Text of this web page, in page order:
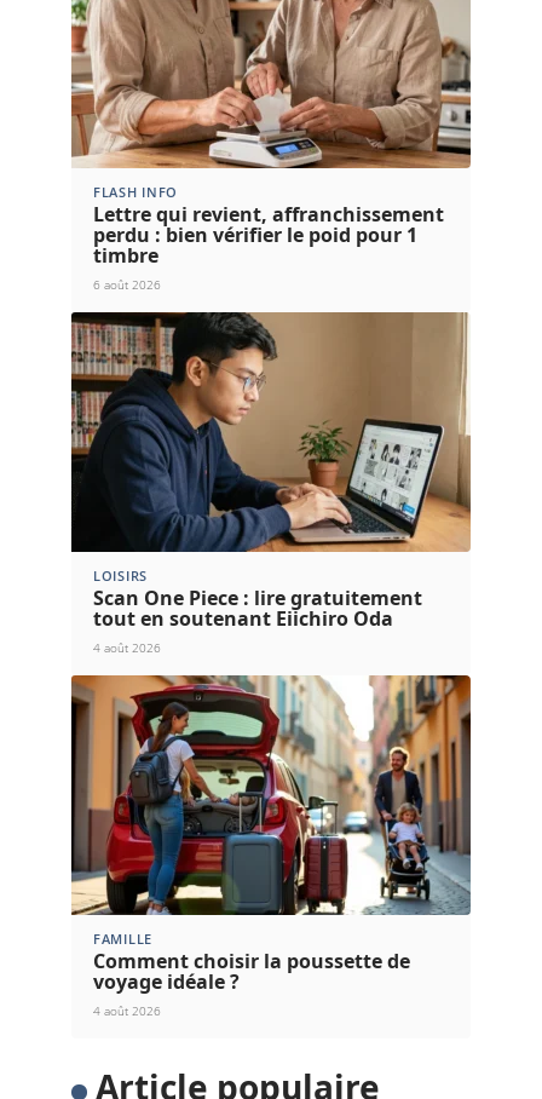
FLASH INFO
Lettre qui revient, affranchissement
perdu : bien vérifier le poid pour 1
timbre
6 août 2026
LOISIRS
Scan One Piece : lire gratuitement
tout en soutenant Eiichiro Oda
4 août 2026
FAMILLE
Comment choisir la poussette de
voyage idéale ?
4 août 2026
Article populaire